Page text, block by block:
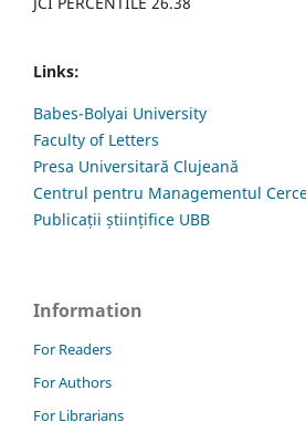
Links:
Babes-Bolyai University
Faculty of Letters
Presa Universitară Clujeană
Centrul pentru Managementul
Publicații științifice UBB
Information
For Readers
For Authors
For Librarians